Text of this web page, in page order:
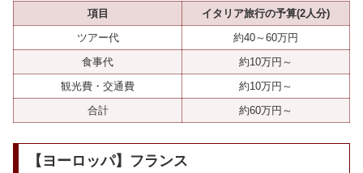
項目
イタリア旅行の予算(2人分)
ツアー代
約40～60万円
食事代
約10万円～
観光費・交通費
約10万円～
合計
約60万円～
【ヨーロッパ】フランス